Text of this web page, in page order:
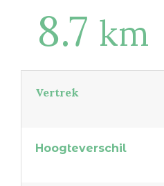
8.7 km
Vertrek
Hoogteverschil